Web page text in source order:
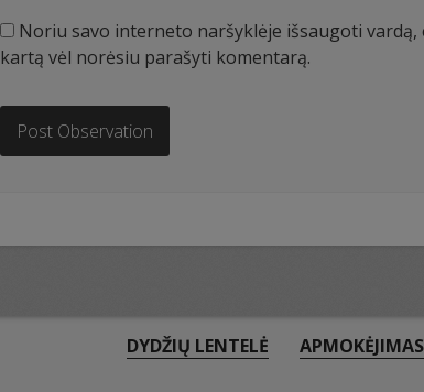
Noriu savo interneto naršyklėje išsaugoti
kartą vėl norėsiu parašyti komentarą.
DYDŽIŲ LENTELĖ